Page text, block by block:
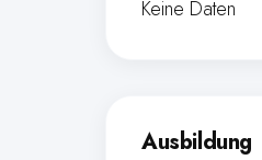
Keine Daten
Ausbildung